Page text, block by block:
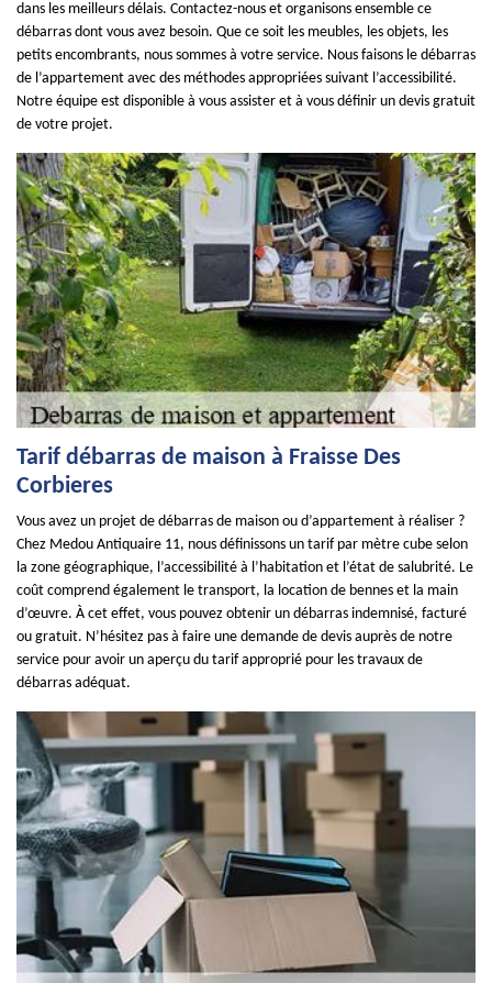
dans les meilleurs délais. Contactez-nous et organisons ensemble ce
débarras dont vous avez besoin. Que ce soit les meubles, les objets, les
petits encombrants, nous sommes à votre service. Nous faisons le débarras
de l’appartement avec des méthodes appropriées suivant l’accessibilité.
Notre équipe est disponible à vous assister et à vous définir un devis gratuit
de votre projet.
Tarif débarras de maison à Fraisse Des
Corbieres
Vous avez un projet de débarras de maison ou d’appartement à réaliser ?
Chez Medou Antiquaire 11, nous définissons un tarif par mètre cube selon
la zone géographique, l’accessibilité à l’habitation et l’état de salubrité. Le
coût comprend également le transport, la location de bennes et la main
d’œuvre. À cet effet, vous pouvez obtenir un débarras indemnisé, facturé
ou gratuit. N’hésitez pas à faire une demande de devis auprès de notre
service pour avoir un aperçu du tarif approprié pour les travaux de
débarras adéquat.